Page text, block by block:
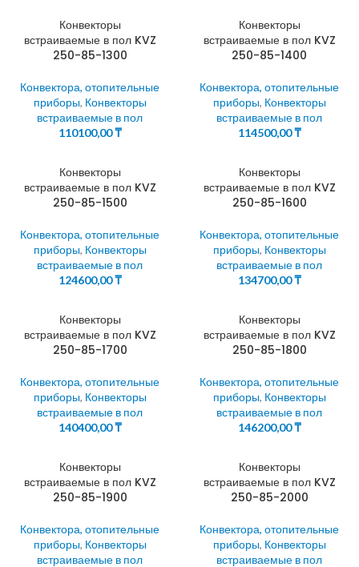
Конвекторы
встраиваемые в пол KVZ
250-85-1300
Конвектора, отопительные
приборы, Конвекторы
встраиваемые в пол
110100,00₸
Конвекторы
встраиваемые в пол KVZ
250-85-1400
Конвектора, отопительные
приборы, Конвекторы
встраиваемые в пол
114500,00₸
Конвекторы
встраиваемые в пол KVZ
250-85-1500
Конвектора, отопительные
приборы, Конвекторы
встраиваемые в пол
124600,00₸
Конвекторы
встраиваемые в пол KVZ
250-85-1600
Конвектора, отопительные
приборы, Конвекторы
встраиваемые в пол
134700,00₸
Конвекторы
встраиваемые в пол KVZ
250-85-1700
Конвектора, отопительные
приборы, Конвекторы
встраиваемые в пол
140400,00₸
Конвекторы
встраиваемые в пол KVZ
250-85-1800
Конвектора, отопительные
приборы, Конвекторы
встраиваемые в пол
146200,00₸
Конвекторы
встраиваемые в пол KVZ
250-85-1900
Конвектора, отопительные
приборы, Конвекторы
встраиваемые в пол
Конвекторы
встраиваемые в пол KVZ
250-85-2000
Конвектора, отопительные
приборы, Конвекторы
встраиваемые в пол